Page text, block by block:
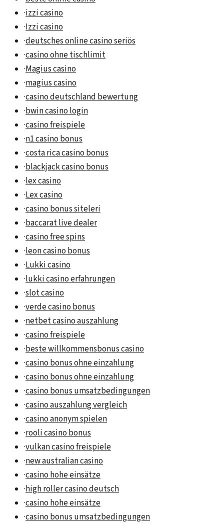
·izzi casino
·Izzi casino
·deutsches online casino seriös
·casino ohne tischlimit
·Magius casino
·magius casino
·casino deutschland bewertung
·bwin casino login
·casino freispiele
·n1 casino bonus
·costa rica casino bonus
·blackjack casino bonus
·lex casino
·Lex casino
·casino bonus siteleri
·baccarat live dealer
·casino free spins
·leon casino bonus
·Lukki casino
·lukki casino erfahrungen
·slot casino
·verde casino bonus
·netbet casino auszahlung
·casino freispiele
·beste willkommensbonus casino
·casino bonus ohne einzahlung
·casino bonus ohne einzahlung
·casino bonus umsatzbedingungen
·casino auszahlung vergleich
·casino anonym spielen
·rooli casino bonus
·vulkan casino freispiele
·new australian casino
·casino hohe einsätze
·high roller casino deutsch
·casino hohe einsätze
·casino bonus umsatzbedingungen